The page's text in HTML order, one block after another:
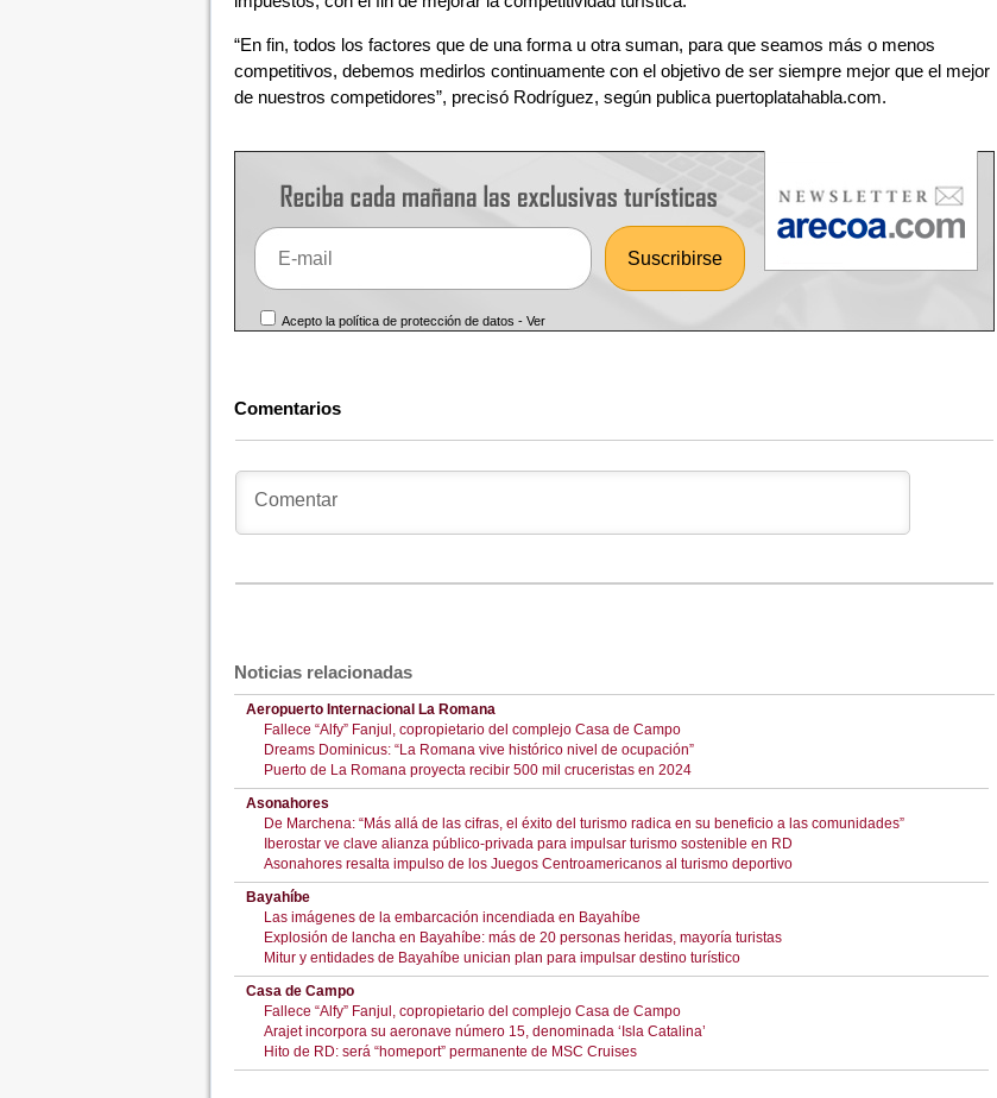
“En fin, todos los factores que de una forma u otra suman, para que seamos más o menos
competitivos, debemos medirlos continuamente con el objetivo de ser siempre mejor que el mejor
de nuestros competidores”, precisó Rodríguez, según publica puertoplatahabla.com.
Acepto la política de protección de datos -Ver
Comentarios
Noticias relacionadas
Aeropuerto Internacional La Romana
Fallece “Alfy” Fanjul, copropietario del complejo Casa de Campo
Dreams Dominicus: “La Romana vive histórico nivel de ocupación”
Puerto de La Romana proyecta recibir 500 mil cruceristas en 2024
Asonahores
De Marchena: “Más allá de las cifras, el éxito del turismo radica en su beneficio a las comunidades”
Iberostar ve clave alianza público-privada para impulsar turismo sostenible en RD
Asonahores resalta impulso de los Juegos Centroamericanos al turismo deportivo
Bayahíbe
Las imágenes de la embarcación incendiada en Bayahíbe
Explosión de lancha en Bayahíbe: más de 20 personas heridas, mayoría turistas
Mitur y entidades de Bayahíbe unician plan para impulsar destino turístico
Casa de Campo
Fallece “Alfy” Fanjul, copropietario del complejo Casa de Campo
Arajet incorpora su aeronave número 15, denominada ‘Isla Catalina’
Hito de RD: será “homeport” permanente de MSC Cruises